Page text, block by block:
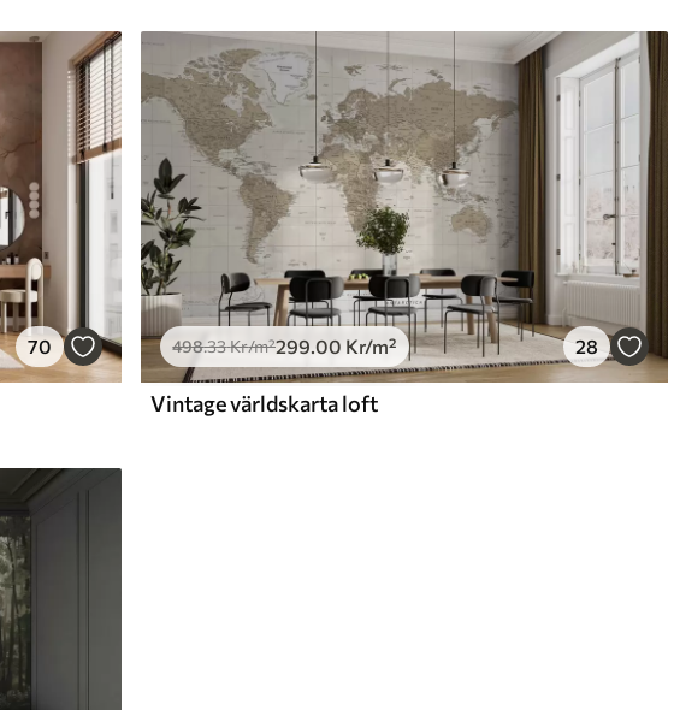
70 498.33Kr/m²299 .00 Kr/m² 28
Vintage världskarta loft